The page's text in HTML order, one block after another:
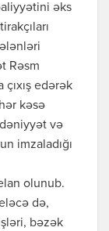
əks
Rəsm
çıxış edərək
kəsə
və
imzaladığı
olunub.
də,
bəzək